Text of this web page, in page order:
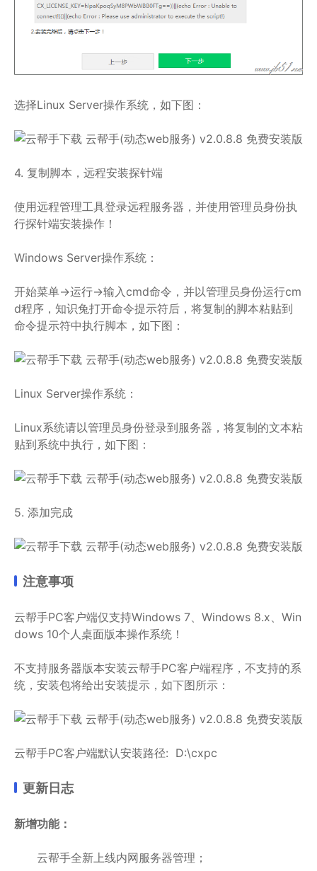
选择Linux Server操作系统，如下图：
4. 复制脚本，远程安装探针端
使用远程管理工具登录远程服务器，并使用管理员身份执
行探针端安装操作！
Windows Server操作系统：
开始菜单->运行->输入cmd命令，并以管理员身份运行cm
d程序，知识兔打开命令提示符后，将复制的脚本粘贴到
命令提示符中执行脚本，如下图：
Linux Server操作系统：
Linux系统请以管理员身份登录到服务器，将复制的文本粘
贴到系统中执行，如下图：
5. 添加完成
注意事项
云帮手PC客户端仅支持Windows 7、Windows 8.x、Win
dows 10个人桌面版本操作系统！
不支持服务器版本安装云帮手PC客户端程序，不支持的系
统，安装包将给出安装提示，如下图所示：
云帮手PC客户端默认安装路径: D:\cxpc
更新日志
新增功能：
云帮手全新上线内网服务器管理；